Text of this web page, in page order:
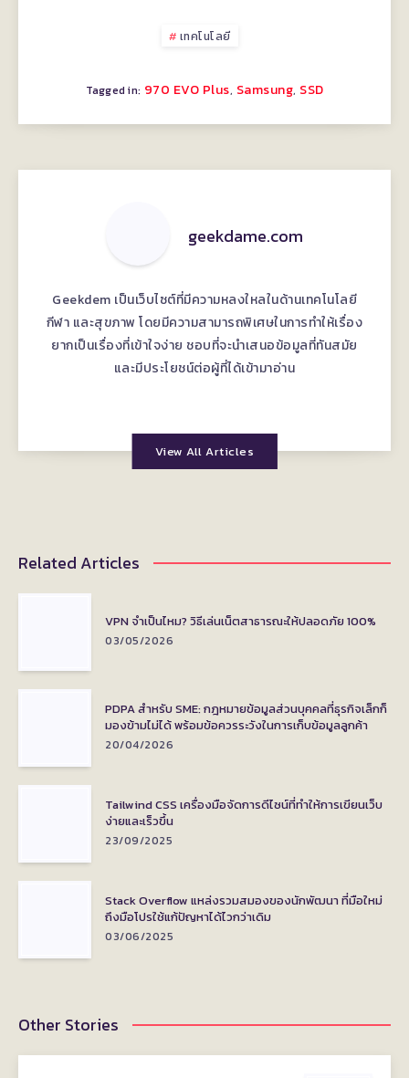
เทคโนโลยี
Tagged in: 970 EVO Plus, Samsung, SSD
geekdame.com
Geekdem เป็นเว็บไซต์ที่มีความหลงใหลในด้านเทคโนโลยี
กีฬา และสุขภาพ โดยมีความสามารถพิเศษในการทำให้เรื่อง
ยากเป็นเรื่องที่เข้าใจง่าย ชอบที่จะนำเสนอข้อมูลที่ทันสมัย
และมีประโยชน์ต่อผู้ที่ได้เข้ามาอ่าน
View All Articles
Related Articles
VPN จำเป็นไหม? วิธีเล่นเน็ตสาธารณะให้ปลอดภัย 100%
03/05/2026
PDPA สำหรับ SME: กฎหมายข้อมูลส่วนบุคคลที่ธุรกิจเล็กก็
มองข้ามไม่ได้ พร้อมข้อควรระวังในการเก็บข้อมูลลูกค้า
20/04/2026
Tailwind CSS เครื่องมือจัดการดีไซน์ที่ทำให้การเขียนเว็บ
ง่ายและเร็วขึ้น
23/09/2025
Stack Overflow แหล่งรวมสมองของนักพัฒนา ที่มือใหม่
ถึงมือโปรใช้แก้ปัญหาได้ไวกว่าเดิม
03/06/2025
Other Stories